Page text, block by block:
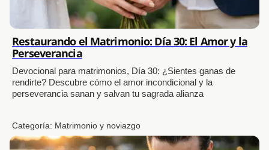
Restaurando el Matrimonio: Día 30: El Amor y la
Perseverancia
Devocional para matrimonios, Día 30: ¿Sientes ganas de
rendirte? Descubre cómo el amor incondicional y la
perseverancia sanan y salvan tu sagrada alianza
Categoría: Matrimonio y noviazgo